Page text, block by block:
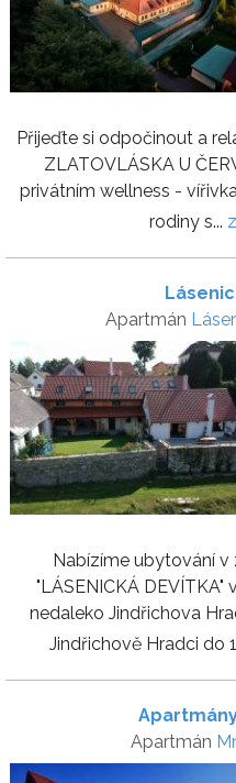
Přijeďte si odpočinout a
ZLATOVLÁSKA U
privátním wellness -
rodiny s...
Apartmán
Nabízíme ubytování v
"LÁSENICKÁ
nedaleko Jindřichova
Jindřichově Hradci do
Apartmán